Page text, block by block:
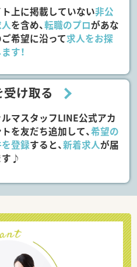
上に掲載していない非公
を含め、転職のプロがあな
希望に沿って求人をお探
す！
け取る
ルマスタッフLINE公式アカ
を友だち追加して、希望の
登録すると、新着求人が届
す♪